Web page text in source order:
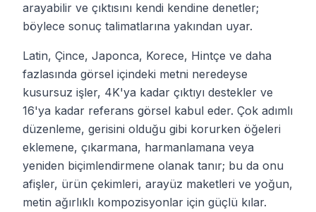
arayabilir ve çıktısını kendi kendine denetler;
böylece sonuç talimatlarına yakından uyar.
Latin, Çince, Japonca, Korece, Hintçe ve daha
fazlasında görsel içindeki metni neredeyse
kusursuz işler, 4K'ya kadar çıktıyı destekler ve
16'ya kadar referans görsel kabul eder. Çok adımlı
düzenleme, gerisini olduğu gibi korurken öğeleri
eklemene, çıkarmana, harmanlamana veya
yeniden biçimlendirmene olanak tanır; bu da onu
afişler, ürün çekimleri, arayüz maketleri ve yoğun,
metin ağırlıklı kompozisyonlar için güçlü kılar.